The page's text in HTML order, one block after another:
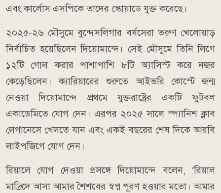
এবং কার্লোস এসপিকে তাদের স্কোয়াডে যুক্ত করেছে।
২০২৫-২৬ মৌসুমে বুন্দেসলিগার বর্ষসেরা তরুণ খেলোয়াড়
নির্বাচিত হয়েছিলেন দিয়োমান্দে। সেই মৌসুমে তিনি লিগে
১২টি গোল করার পাশাপাশি ৮টি অ্যাসিস্ট করে নজর
কেড়েছিলেন। ক্যারিয়ারের শুরুতে আইভরি কোস্টে জন্ম
নেওয়া দিয়োমান্দে প্রথমে যুক্তরাষ্ট্রের একটি ফুটবল
একাডেমিতে যোগ দেন। এরপর ২০২৫ সালে স্প্যানিশ ক্লাব
লেগানেসে খেলতে যান এবং একই বছরের শেষ দিকে আরবি
লাইপজিগে যোগ দেন।
রিয়ালে যোগ দেওয়া প্রসঙ্গে দিয়োমান্দে বলেন, ‘রিয়াল
মাদ্রিদে আসা আমার শৈশবের স্বপ্ন পূরণ হওয়ার মতো। আমার